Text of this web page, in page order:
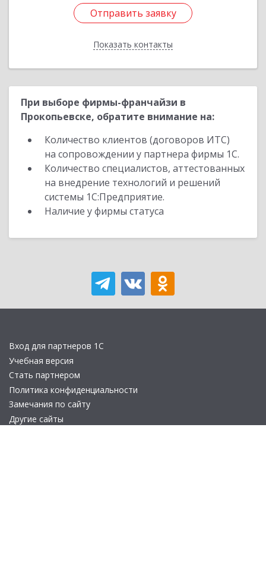
Отправить заявку
Показать контакты
Отправить заявку
Назад
При выборе фирмы-франчайзи в
Прокопьевске, обратите внимание на:
Количество клиентов (договоров ИТС)
на сопровождении у партнера фирмы 1С.
Количество специалистов, аттестованных
на внедрение технологий и решений
системы 1С:Предприятие.
Наличие у фирмы статуса
Вход для партнеров 1С
Учебная версия
Стать партнером
Политика конфиденциальности
Замечания по сайту
Другие сайты